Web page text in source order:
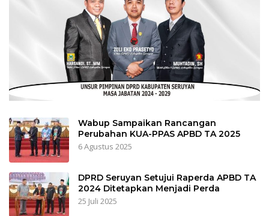
Wabup Sampaikan Rancangan
Perubahan KUA-PPAS APBD TA 2025
6 Agustus 2025
DPRD Seruyan Setujui Raperda APBD TA
2024 Ditetapkan Menjadi Perda
25 Juli 2025